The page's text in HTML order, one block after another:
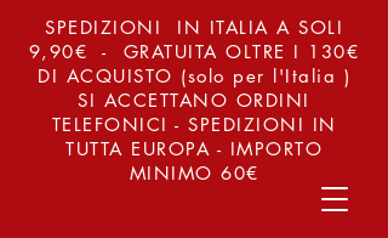
SPEDIZIONI IN ITALIA A SOLI
9,90€ - GRATUITA OLTRE I 130€
DI ACQUISTO (solo per l'Italia )
SI ACCETTANO ORDINI
TELEFONICI - SPEDIZIONI IN
TUTTA EUROPA - IMPORTO
MINIMO 60€